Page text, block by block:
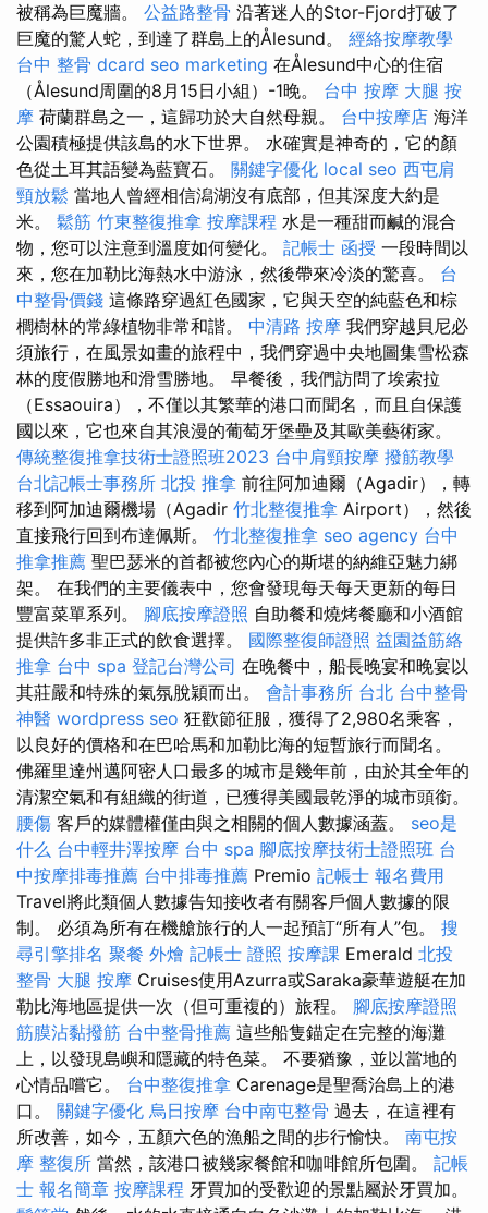
被稱為巨魔牆。 公益路整骨 沿著迷人的Stor-Fjord打破了
巨魔的驚人蛇，到達了群島上的Ålesund。 經絡按摩教學
台中 整骨 dcard seo marketing 在Ålesund中心的住宿
（Ålesund周圍的8月15日小組）-1晚。 台中 按摩 大腿 按
摩 荷蘭群島之一，這歸功於大自然母親。 台中按摩店 海洋
公園積極提供該島的水下世界。 水確實是神奇的，它的顏
色從土耳其語變為藍寶石。 關鍵字優化 local seo 西屯肩
頸放鬆 當地人曾經相信潟湖沒有底部，但其深度大約是
米。 鬆筋 竹東整復推拿 按摩課程 水是一種甜而鹹的混合
物，您可以注意到溫度如何變化。 記帳士 函授 一段時間以
來，您在加勒比海熱水中游泳，然後帶來冷淡的驚喜。 台
中整骨價錢 這條路穿過紅色國家，它與天空的純藍色和棕
櫚樹林的常綠植物非常和諧。 中清路 按摩 我們穿越貝尼必
須旅行，在風景如畫的旅程中，我們穿過中央地圖集雪松森
林的度假勝地和滑雪勝地。 早餐後，我們訪問了埃索拉
（Essaouira），不僅以其繁華的港口而聞名，而且自保護
國以來，它也來自其浪漫的葡萄牙堡壘及其歐美藝術家。
傳統整復推拿技術士證照班2023 台中肩頸按摩 撥筋教學
台北記帳士事務所 北投 推拿 前往阿加迪爾（Agadir），轉
移到阿加迪爾機場（Agadir 竹北整復推拿 Airport），然後
直接飛行回到布達佩斯。 竹北整復推拿 seo agency 台中
推拿推薦 聖巴瑟米的首都被您內心的斯堪的納維亞魅力綁
架。 在我們的主要儀表中，您會發現每天每天更新的每日
豐富菜單系列。 腳底按摩證照 自助餐和燒烤餐廳和小酒館
提供許多非正式的飲食選擇。 國際整復師證照 益園益筋絡
推拿 台中 spa 登記台灣公司 在晚餐中，船長晚宴和晚宴以
其莊嚴和特殊的氣氛脫穎而出。 會計事務所 台北 台中整骨
神醫 wordpress seo 狂歡節征服，獲得了2,980名乘客，
以良好的價格和在巴哈馬和加勒比海的短暫旅行而聞名。
佛羅里達州邁阿密人口最多的城市是幾年前，由於其全年的
清潔空氣和有組織的街道，已獲得美國最乾淨的城市頭銜。
腰傷 客戶的媒體權僅由與之相關的個人數據涵蓋。 seo是
什么 台中輕井澤按摩 台中 spa 腳底按摩技術士證照班 台
中按摩排毒推薦 台中排毒推薦 Premio 記帳士 報名費用
Travel將此類個人數據告知接收者有關客戶個人數據的限
制。 必須為所有在機艙旅行的人一起預訂“所有人”包。 搜
尋引擎排名 聚餐 外燴 記帳士 證照 按摩課 Emerald 北投
整骨 大腿 按摩 Cruises使用Azurra或Saraka豪華遊艇在加
勒比海地區提供一次（但可重複的）旅程。 腳底按摩證照
筋膜沾黏撥筋 台中整骨推薦 這些船隻錨定在完整的海灘
上，以發現島嶼和隱藏的特色菜。 不要猶豫，並以當地的
心情品嚐它。 台中整復推拿 Carenage是聖喬治島上的港
口。 關鍵字優化 烏日按摩 台中南屯整骨 過去，在這裡有
所改善，如今，五顏六色的漁船之間的步行愉快。 南屯按
摩 整復所 當然，該港口被幾家餐館和咖啡館所包圍。 記帳
士 報名簡章 按摩課程 牙買加的受歡迎的景點屬於牙買加。